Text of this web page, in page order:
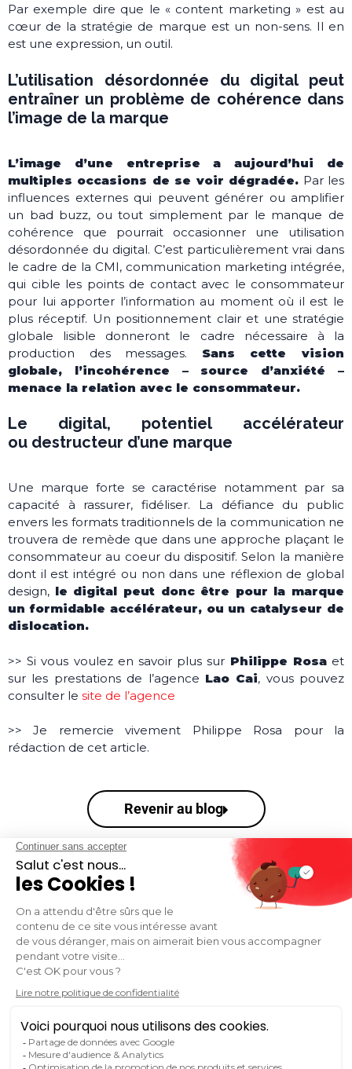
Par exemple dire que le « content marketing » est au
cœur de la stratégie de marque est un non-sens. Il en
est une expression, un outil.
L’utilisation désordonnée du digital peut
entraîner un problème de cohérence dans
l’image de la marque
L’image d’une entreprise a aujourd’hui de
multiples occasions de se voir dégradée. Par les
influences externes qui peuvent générer ou amplifier
un bad buzz, ou tout simplement par le manque de
cohérence que pourrait occasionner une utilisation
désordonnée du digital. C’est particulièrement vrai dans
le cadre de la CMI, communication marketing intégrée,
qui cible les points de contact avec le consommateur
pour lui apporter l’information au moment où il est le
plus réceptif. Un positionnement clair et une stratégie
globale lisible donneront le cadre nécessaire à la
production des messages. Sans cette vision
globale, l’incohérence – source d’anxiété –
menace la relation avec le consommateur.
Le digital, potentiel accélérateur
ou destructeur d’une marque
Une marque forte se caractérise notamment par sa
capacité à rassurer, fidéliser. La défiance du public
envers les formats traditionnels de la communication ne
trouvera de remède que dans une approche plaçant le
consommateur au coeur du dispositif. Selon la manière
dont il est intégré ou non dans une réflexion de global
design, le digital peut donc être pour la marque
un formidable accélérateur, ou un catalyseur de
dislocation.
>> Si vous voulez en savoir plus sur Philippe Rosaet
sur les prestations de l’agence Lao Cai, vous pouvez
consulter le site de l’agence
>> Je remercie vivement Philippe Rosa pour la
rédaction de cet article.
Revenir au blog
VOUS SOUHAITEZ RESTER INFORMÉ.E DE
L'ACTUALITÉ DU MARKETING ET DE LA
COMMUNICATION DIGITALE ?
S'inscrire à la newsletter